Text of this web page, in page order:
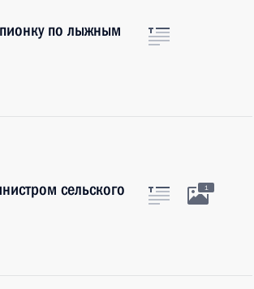
по лыжным
сельского
1